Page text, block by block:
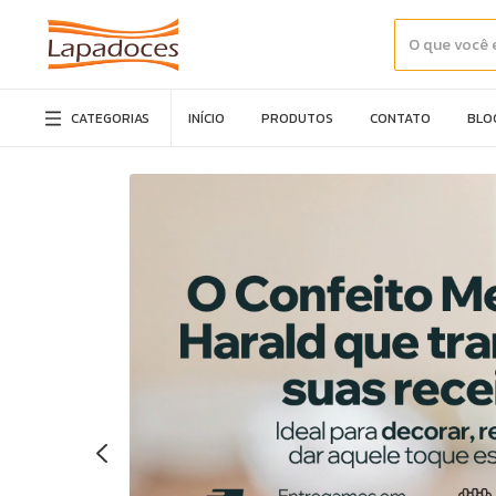
CATEGORIAS INÍCIO PRODUTOS CONTATO